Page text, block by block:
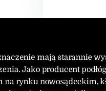
mają starannie
Jako producent
rynku nowosądeckim,